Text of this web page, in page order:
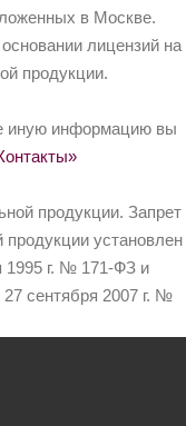
в Москве.
лицензий на
продукции.
иную информацию вы
продукции. Запрет
установлен
1995 г. № 171-ФЗ и
сентября 2007 г. №